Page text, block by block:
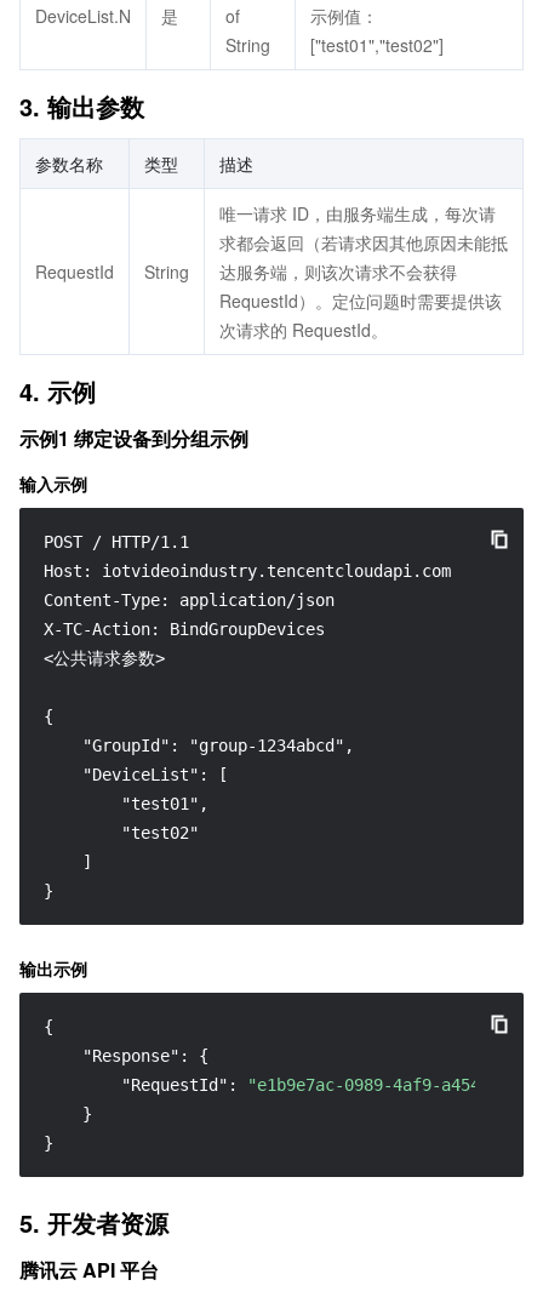
DeviceList.N 是
of
String
示例值：
["test01","test02"]
3. 输出参数
参数名称 类型 描述
RequestId String
唯一请求 ID，由服务端生成，每次请
求都会返回（若请求因其他原因未能抵
达服务端，则该次请求不会获得
RequestId）。定位问题时需要提供该
次请求的 RequestId。
4. 示例
示例1 绑定设备到分组示例
输入示例
POST / HTTP/1.1
Host: iotvideoindustry.tencentcloudapi.com
Content-Type: application/json
X-TC-Action: BindGroupDevices
<公共请求参数>
{
    "GroupId": "group-1234abcd",
    "DeviceList": [
        "test01",
        "test02"
    ]
}
输出示例
{
"Response" :
{
"RequestId" :
"e1b9e7ac-0989-4af9-a454-
}
}
5. 开发者资源
腾讯云 API 平台